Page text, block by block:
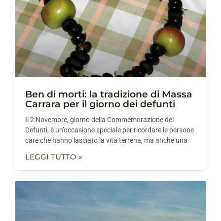
Ben di morti: la tradizione di Massa
Carrara per il giorno dei defunti
Il 2 Novembre, giorno della Commemorazione dei
Defunti, è un’occasione speciale per ricordare le persone
care che hanno lasciato la vita terrena, ma anche una
LEGGI TUTTO »